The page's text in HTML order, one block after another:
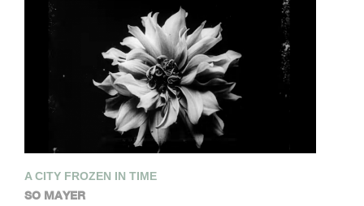
A CITY FROZEN IN TIME
SO MAYER